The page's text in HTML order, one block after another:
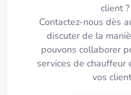
client ?
Contactez-nous dès
discuter de la
pouvons collaborer
services de chauffeur
vos